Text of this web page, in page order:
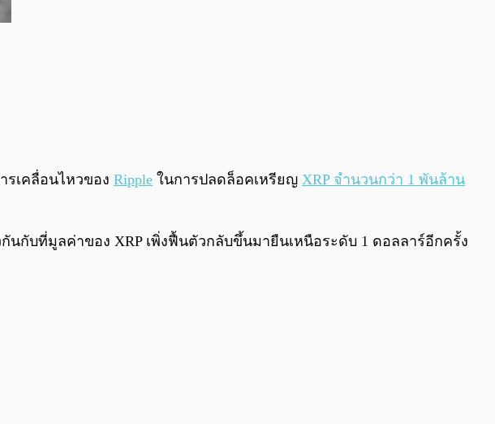
0:00 / 0:00
รเคลื่อนไหวของ Ripple ในการปลดล็อคเหรียญ XRP จำนวนกว่า 1 พันล้าน
นกับที่มูลค่าของ XRP เพิ่งฟื้นตัวกลับขึ้นมายืนเหนือระดับ 1 ดอลลาร์อีกครั้ง